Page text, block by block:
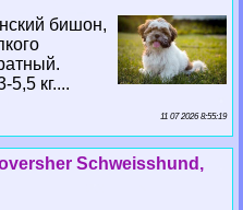
бишон,
кг....
11 07 2026 8:55:19
Schweisshund,